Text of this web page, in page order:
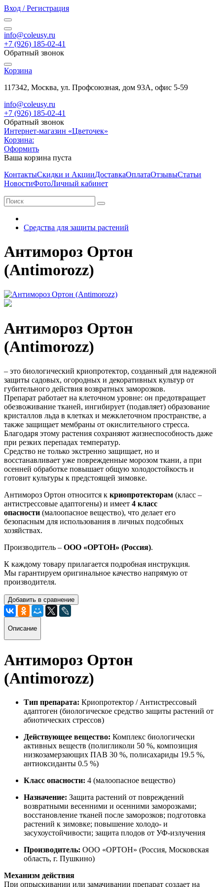
Вход / Регистрация
info@coleusy.ru
+7 (926) 185-02-41
Обратный звонок
Корзина
117342, Москва, ул. Профсоюзная, дом 93А, офис 5-59
info@coleusy.ru
+7 (926) 185-02-41
Обратный звонок
Интернет-магазин «Цветочек»
Корзина:
Оформить
Ваша корзина пуста
КонтактыСкидки и АкцииДоставкаОплатаОтзывыСтатьи
НовостиФотоЛичный кабинет
Средства для защиты растений
Антимороз Ортон
(Antimorozz)
Антимороз Ортон
(Antimorozz)
– это биологический криопротектор, созданный для надежной
защиты садовых, огородных и декоративных культур от
губительного действия возвратных заморозков.
Препарат работает на клеточном уровне: он предотвращает
обезвоживание тканей, ингибирует (подавляет) образование
кристаллов льда в клетках и межклеточном пространстве, а
также защищает мембраны от окислительного стресса.
Благодаря этому растения сохраняют жизнеспособность даже
при резких перепадах температур.
Средство не только экстренно защищает, но и
восстанавливает уже поврежденные морозом ткани, а при
осенней обработке повышает общую холодостойкость и
готовит культуры к предстоящей зимовке.
Антимороз Ортон относится к криопротекторам (класс –
антистрессовые адаптогены) и имеет 4 класс
опасности (малоопасное вещество), что делает его
безопасным для использования в личных подсобных
хозяйствах.
Производитель – ООО «ОРТОН» (Россия).
К каждому товару прилагается подробная инструкция.
Мы гарантируем оригинальное качество напрямую от
производителя.
Добавить в сравнение
Описание
Антимороз Ортон
(Antimorozz)
Тип препарата: Криопротектор / Антистрессовый
адаптоген (биологическое средство защиты растений от
абиотических стрессов)
Действующее вещество: Комплекс биологически
активных веществ (полигликоли 50 %, композиция
низкозамерзающих ПАВ 30 %, полисахариды 19.5 %,
антиоксиданты 0.5 %)
Класс опасности: 4 (малоопасное вещество)
Назначение: Защита растений от повреждений
возвратными весенними и осенними заморозками;
восстановление тканей после заморозков; подготовка
растений к зимовке; повышение холодо- и
засухоустойчивости; защита плодов от УФ-излучения
Производитель: ООО «ОРТОН» (Россия, Московская
область, г. Пушкино)
Механизм действия
При опрыскивании или замачивании препарат создает на